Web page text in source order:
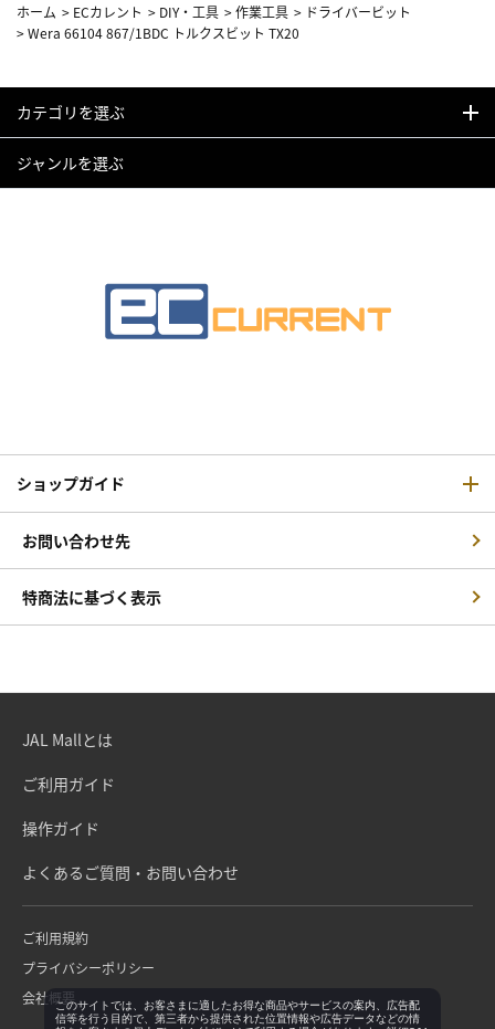
ホーム > ECカレント > DIY・工具 >作業工具 > ドライバービット
>Wera 66104 867/1BDC トルクスビット TX20
カテゴリを選ぶ
ジャンルを選ぶ
ショップガイド
お問い合わせ先
特商法に基づく表示
JAL Mallとは
ご利用ガイド
操作ガイド
よくあるご質問・お問い合わせ
ご利用規約
プライバシーポリシー
会社概要このサイトでは、お客さまに適したお得な商品やサービスの案内、広告配
信等を行う目的で、第三者から提供された位置情報や広告データなどの情